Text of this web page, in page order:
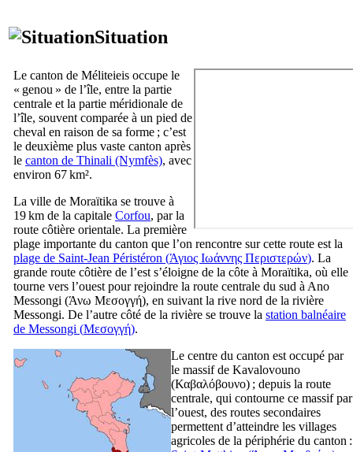
Situation
Le canton de Méliteieis occupe le
« genou » de l’île, entre la partie
centrale et la partie méridionale de
l’île, souvent comparée à un pied de
cheval en raison de sa forme ; c’est
le deuxième plus vaste canton après
le canton de Thinali (Nymfès), avec
environ 67 km².
La ville de Moraïtika se trouve à
19 km de la capitale Corfou, par la
route côtière orientale. La première
plage importante du canton que l’on rencontre sur cette route est la
plage de Saint-Jean Péristéron (Άγιος Ιωάννης Περιστερών). La
grande route côtière de l’est s’éloigne de la côte à Moraïtika, où elle
tourne vers l’ouest pour rejoindre la route centrale du sud à Ano
Messongi (Άνω Μεσογγή), en suivant la rive nord de la rivière
Messongi. De l’autre côté de la rivière se trouve la station balnéaire
de Messongi (Μεσογγή).
Le centre du canton est occupé par
le massif de Kavalovouno
(Καβαλόβουνο) ; depuis la route
centrale, qui contourne ce massif par
l’ouest, des routes secondaires
permettent d’atteindre les villages
agricoles de la périphérie du canton :